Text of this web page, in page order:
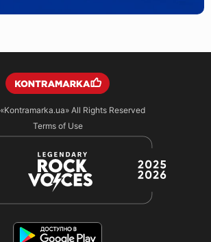
«Kontramarka.ua»All Rights Reserved
Terms of Use